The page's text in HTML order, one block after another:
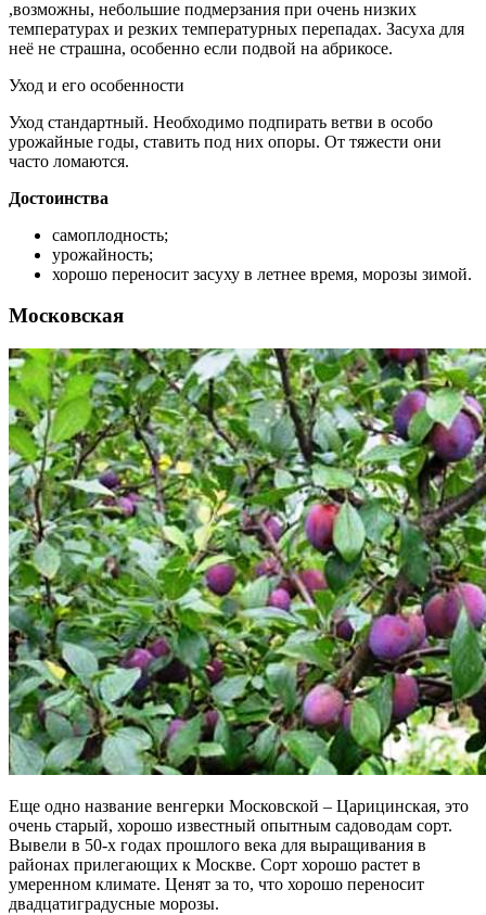
,возможны, небольшие подмерзания при очень низких
температурах и резких температурных перепадах. Засуха для
неё не страшна, особенно если подвой на абрикосе.
Уход и его особенности
Уход стандартный. Необходимо подпирать ветви в особо
урожайные годы, ставить под них опоры. От тяжести они
часто ломаются.
Достоинства
самоплодность;
урожайность;
хорошо переносит засуху в летнее время, морозы зимой.
Московская
Еще одно название венгерки Московской – Царицинская, это
очень старый, хорошо известный опытным садоводам сорт.
Вывели в 50-х годах прошлого века для выращивания в
районах прилегающих к Москве. Сорт хорошо растет в
умеренном климате. Ценят за то, что хорошо переносит
двадцатиградусные морозы.